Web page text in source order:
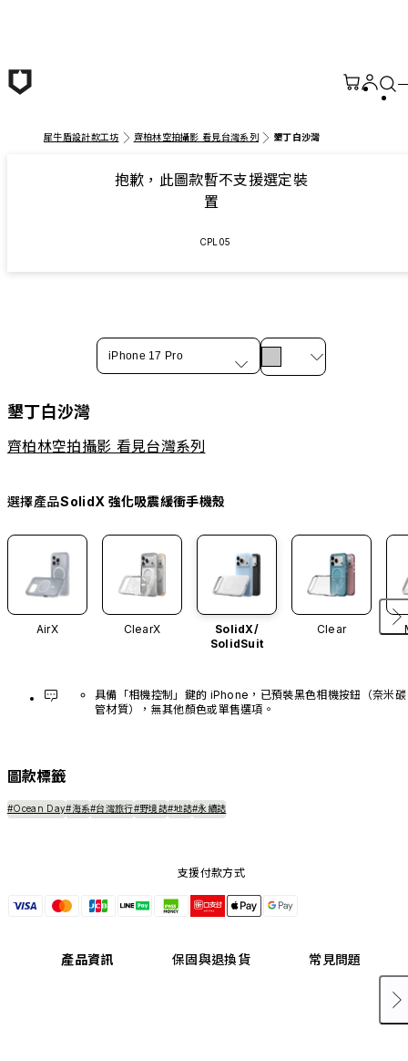
犀牛盾設計款工坊 齊柏林空拍攝影 看見台灣系列 墾丁白沙灣
抱歉，此圖款暫不支援選定裝
置
CPL05
iPhone 17 Pro
墾丁白沙灣
齊柏林空拍攝影 看見台灣系列
選擇產品SolidX 強化吸震緩衝手機殼
AirX ClearX
SolidX/
SolidSuit
Clear
具備「相機控制」鍵的 iPhone，已預裝黑色相機按鈕（奈米碳
管材質），無其他顏色或單售選項。
圖款標籤
#Ocean Day#海系#台灣旅行#野境誌#地誌#永續誌
支援付款方式
產品資訊 保固與退換貨 常見問題